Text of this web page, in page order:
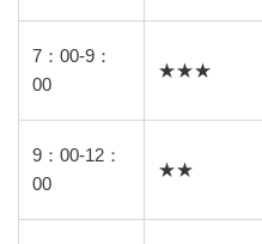
7：00-9：
00
★★★
9：00-12：
00
★★